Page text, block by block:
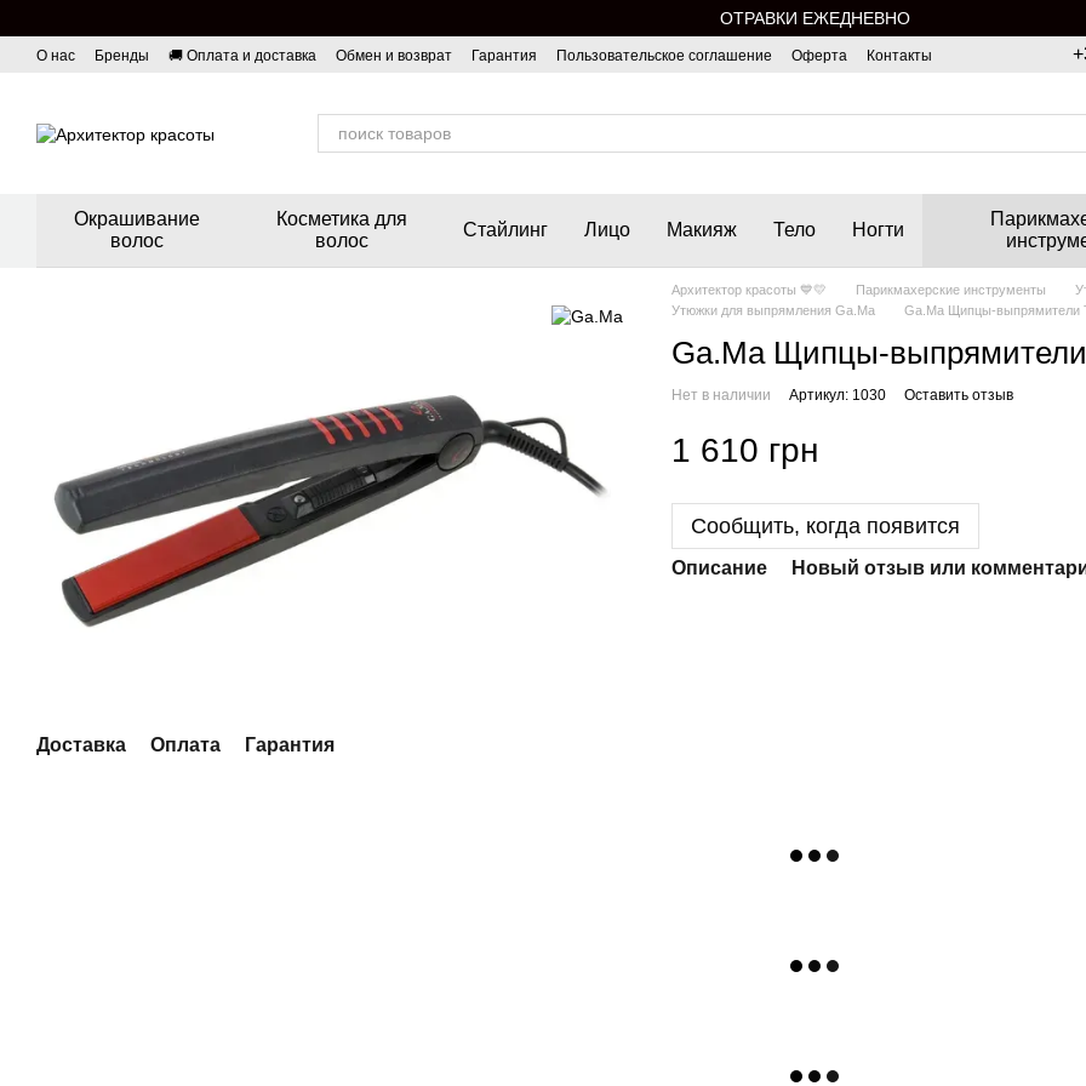
ОТРАВКИ ЕЖЕДНЕВНО
О нас Бренды 🚚 Оплата и доставка Обмен и возврат Гарантия Пользовательское соглашение Оферта Контакты
Окрашивание
волос
Косметика для
волос
Стайлинг Лицо Макияж Тело Ногти
Доставка Оплата Гарантия
Архитектор красоты 💙💛 Парикмахерские инструменты
Утюжки для выпрямления Ga.Ma
Ga.Ma Щипцы-выпрямители
Ga.Ma Щипцы-
Нет в наличии Артикул: 1030 Оставить отзыв
1 610 грн
Сообщить, когда появится
Описание Новый отзыв или